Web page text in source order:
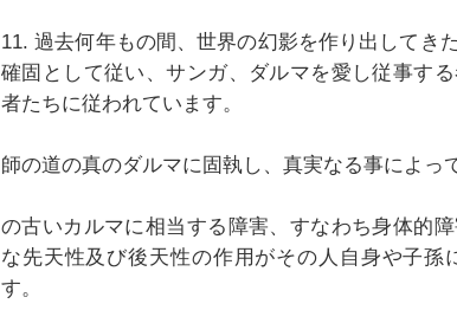
11. 過去何年もの間、世界の幻影を作り出してき
確固として従い、サンガ、ダルマを愛し従事す
者たちに従われています。
師の道の真のダルマに固執し、真実なる事によっ
の古いカルマに相当する障害、すなわち身体的
な先天性及び後天性の作用がその人自身や子孫
す。